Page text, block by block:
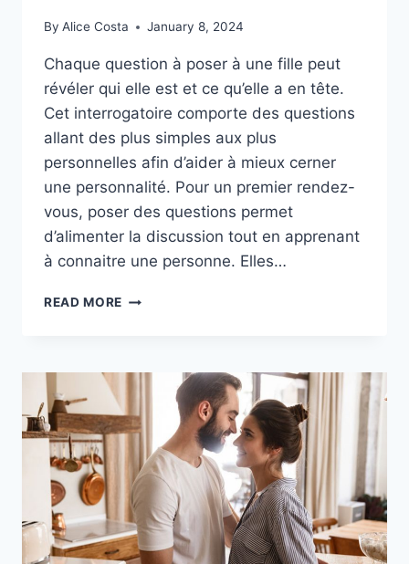
By Alice Costa January 8, 2024
Chaque question à poser à une fille peut
révéler qui elle est et ce qu’elle a en tête.
Cet interrogatoire comporte des questions
allant des plus simples aux plus
personnelles afin d’aider à mieux cerner
une personnalité. Pour un premier rendez-
vous, poser des questions permet
d’alimenter la discussion tout en apprenant
à connaitre une personne. Elles…
READ MORE QUESTIONS
UNE
:
12
INCONTOURNABLES